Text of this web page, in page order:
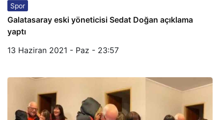
Spor
Galatasaray eski yöneticisi Sedat Doğan açıklama
yaptı
13 Haziran 2021 - Paz - 23:57